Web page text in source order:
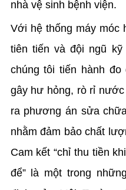
nhà vệ sinh bệnh viện.
Với hệ thống máy móc
tiên tiến và đội ngũ kỹ
chúng tôi tiến hành đo
gây hư hỏng, rò rỉ
ra phương án sửa
nhằm đảm bảo chất
Cam kết “chỉ thu tiền
để” là một trong